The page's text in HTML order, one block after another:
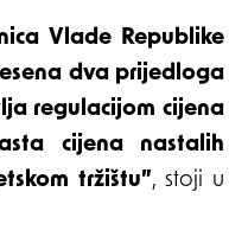
Vlade Republike
dva prijedloga
regulacijom cijena
cijena nastalih
tržištu”, stoji u